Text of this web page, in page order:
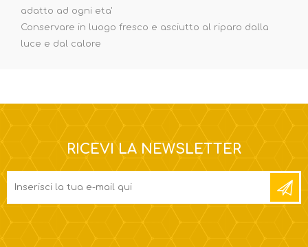
adatto ad ogni eta'
Conservare in luogo fresco e asciutto al riparo dalla
luce e dal calore
RICEVI LA NEWSLETTER